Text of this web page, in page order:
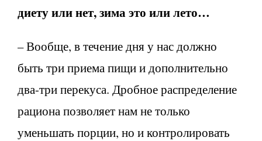
диету или нет, зима это или лето…
– Вообще, в течение дня у нас должно
быть три приема пищи и дополнительно
два-три перекуса. Дробное распределение
рациона позволяет нам не только
уменьшать порции, но и контролировать